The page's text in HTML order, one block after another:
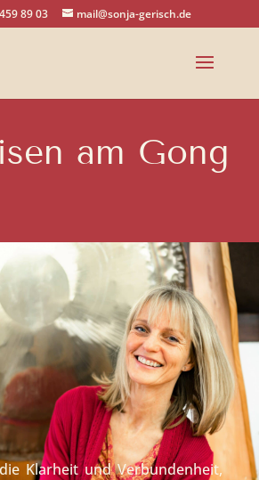
89 03 mail@sonja-gerisch.de
am Gong
Klarheit und Verbundenheit,